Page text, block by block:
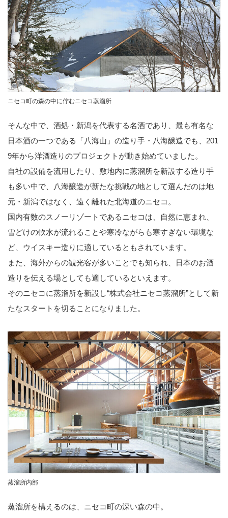
ニセコ町の森の中に佇むニセコ蒸溜所
そんな中で、酒処・新潟を代表する名酒であり、最も有名な
日本酒の一つである「八海山」の造り手・八海醸造でも、201
9年から洋酒造りのプロジェクトが動き始めていました。
自社の設備を流用したり、敷地内に蒸溜所を新設する造り手
も多い中で、八海醸造が新たな挑戦の地として選んだのは地
元・新潟ではなく、遠く離れた北海道のニセコ。
国内有数のスノーリゾートであるニセコは、自然に恵まれ、
雪どけの軟水が流れることや寒冷ながらも寒すぎない環境な
ど、ウイスキー造りに適しているともされています。
また、海外からの観光客が多いことでも知られ、日本のお酒
造りを伝える場としても適しているといえます。
そのニセコに蒸溜所を新設し“株式会社ニセコ蒸溜所”として新
たなスタートを切ることになりました。
蒸溜所内部
蒸溜所を構えるのは、ニセコ町の深い森の中。